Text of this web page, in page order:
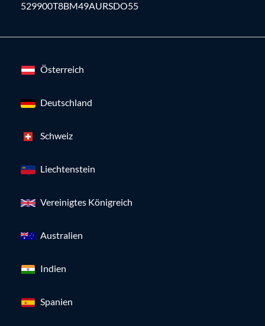
529900T8BM49AURSDO55
Österreich
Deutschland
Schweiz
Liechtenstein
Vereinigtes Königreich
Australien
Indien
Spanien